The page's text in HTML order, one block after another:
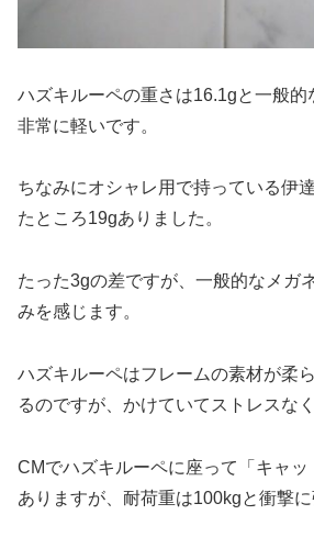
ハズキルーペの重さは16.1gと一般的
非常に軽いです。
ちなみにオシャレ用で持っている伊
たところ19gありました。
たった3gの差ですが、一般的なメガ
みを感じます。
ハズキルーペはフレームの素材が柔
るのですが、かけていてストレスな
CMでハズキルーペに座って「キャ
ありますが、耐荷重は100kgと衝撃に